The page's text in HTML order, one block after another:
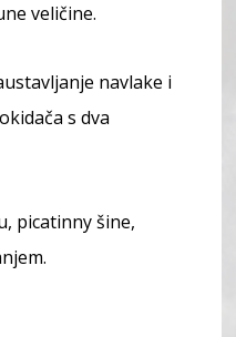
veličine.
navlake i
s dva
picatinny šine,